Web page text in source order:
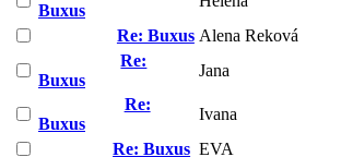
Buxus
Re: Buxus Alena Reková
Re:
Buxus
Jana
Re:
Buxus
Ivana
Re: Buxus EVA